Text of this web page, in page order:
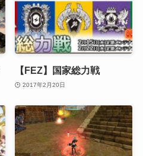
【FEZ】国家総力戦
2017年2月20日